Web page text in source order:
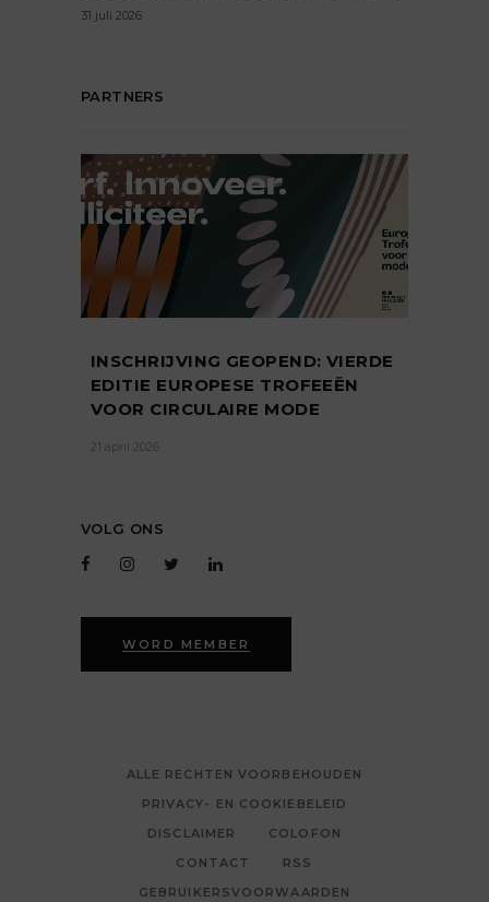
31 juli 2026
PARTNERS
INSCHRIJVING GEOPEND: VIERDE
EDITIE EUROPESE TROFEEËN
VOOR CIRCULAIRE MODE
21 april 2026
VOLG ONS
WORD MEMBER
ALLE RECHTEN VOORBEHOUDEN
PRIVACY- EN COOKIEBELEID
DISCLAIMER
COLOFON
CONTACT
RSS
GEBRUIKERSVOORWAARDEN